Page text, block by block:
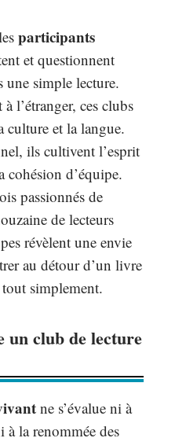
participants
et questionnent
une simple lecture.
l’étranger, ces clubs
culture et la langue.
ils cultivent l’esprit
cohésion d’équipe.
passionnés de
de lecteurs
révèlent une envie
au détour d’un livre
simplement.
un club de lecture
ne s’évalue ni à
la renommée des